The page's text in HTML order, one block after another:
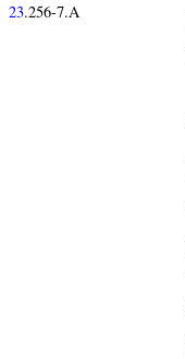
23.256-7.Α